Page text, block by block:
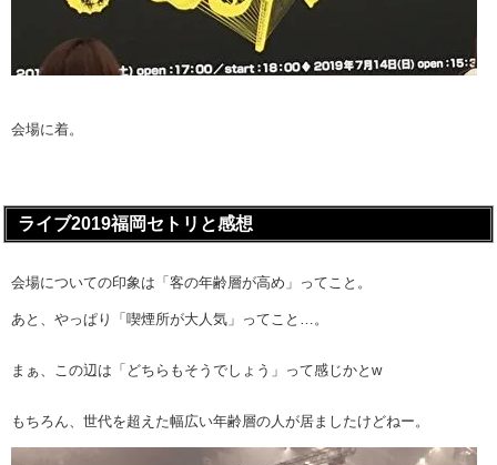
会場に着。
ライブ2019福岡セトリと感想
会場についての印象は「客の年齢層が高め」ってこと。
あと、やっぱり「喫煙所が大人気」ってこと…。
まぁ、この辺は「どちらもそうでしょう」って感じかとw
もちろん、世代を超えた幅広い年齢層の人が居ましたけどねー。